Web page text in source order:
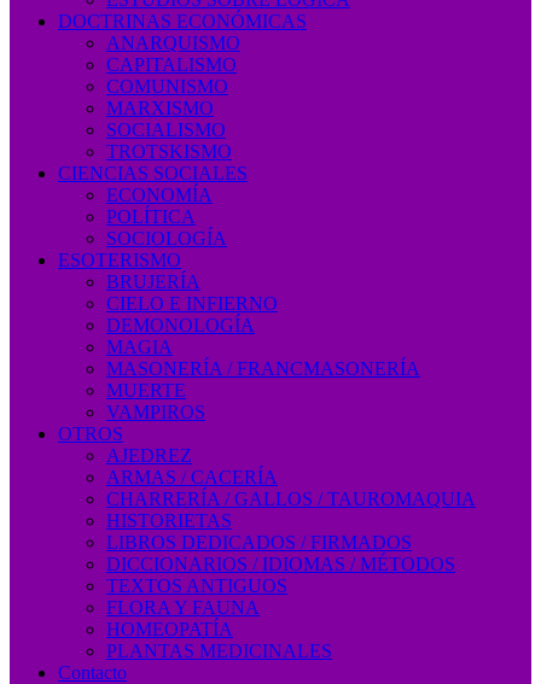
DOCTRINAS ECONÓMICAS
ANARQUISMO
CAPITALISMO
COMUNISMO
MARXISMO
SOCIALISMO
TROTSKISMO
CIENCIAS SOCIALES
ECONOMÍA
POLÍTICA
SOCIOLOGÍA
ESOTERISMO
BRUJERÍA
CIELO E INFIERNO
DEMONOLOGÍA
MAGIA
MASONERÍA / FRANCMASONERÍA
MUERTE
VAMPIROS
OTROS
AJEDREZ
ARMAS / CACERÍA
CHARRERÍA / GALLOS / TAUROMAQUIA
HISTORIETAS
LIBROS DEDICADOS / FIRMADOS
DICCIONARIOS / IDIOMAS / MÉTODOS
TEXTOS ANTIGUOS
FLORA Y FAUNA
HOMEOPATÍA
PLANTAS MEDICINALES
Contacto